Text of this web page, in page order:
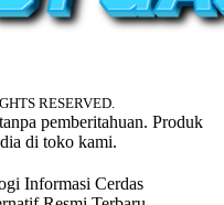
RESERVED.
pemberitahuan. Produk
di toko kami.
Informasi Cerdas